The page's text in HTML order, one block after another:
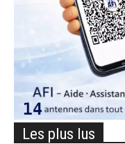
Les plus lus